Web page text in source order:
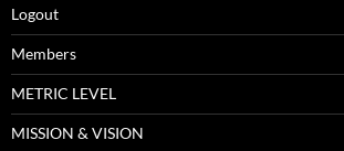
Logout
Members
METRIC LEVEL
MISSION & VISION